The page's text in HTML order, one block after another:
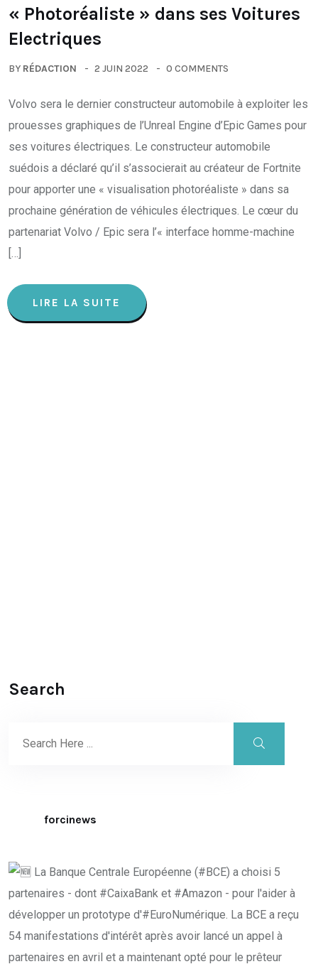
« Photoréaliste » dans ses Voitures
Electriques
BY RÉDACTION 2 JUIN 2022 0 COMMENTS
Volvo sera le dernier constructeur automobile à exploiter les
prouesses graphiques de l’Unreal Engine d’Epic Games pour
ses voitures électriques. Le constructeur automobile
suédois a déclaré qu’il s’associerait au créateur de Fortnite
pour apporter une « visualisation photoréaliste » dans sa
prochaine génération de véhicules électriques. Le cœur du
partenariat Volvo / Epic sera l’« interface homme-machine
[…]
LIRE LA SUITE
Search
forcinews